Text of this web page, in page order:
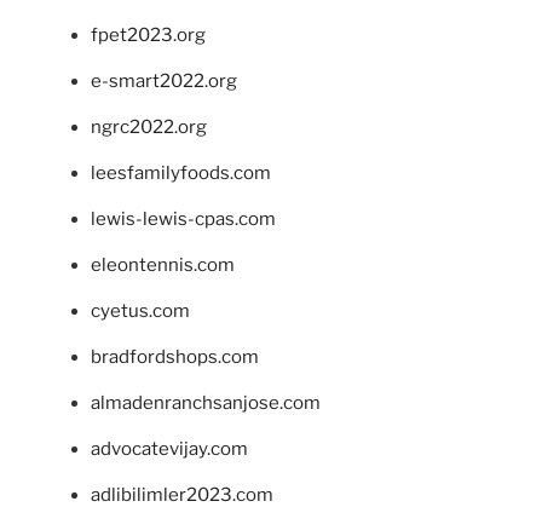
fpet2023.org
e-smart2022.org
ngrc2022.org
leesfamilyfoods.com
lewis-lewis-cpas.com
eleontennis.com
cyetus.com
bradfordshops.com
almadenranchsanjose.com
advocatevijay.com
adlibilimler2023.com